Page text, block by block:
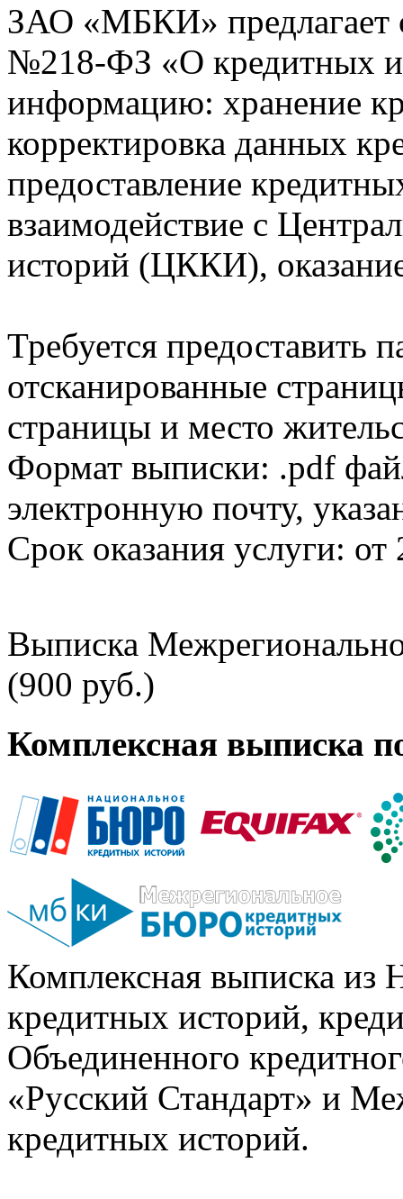
ЗАО «МБКИ» предлагает
№218-ФЗ «О кредитных
информацию: хранение
корректировка данных
предоставление
взаимодействие с
историй (ЦККИ),
Требуется предоставить
отсканированные
страницы и место
Формат выписки: .pdf
электронную почту,
Срок оказания услуги: от
Выписка
(900 руб.)
Комплексная выписка
Комплексная выписка из
кредитных историй,
Объединенного
«Русский Стандарт» и
кредитных историй.